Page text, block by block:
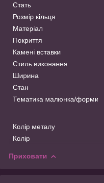
Стать
Розмір кільця
Матеріал
Покриття
Камені вставки
Стиль виконання
Ширина
Стан
Тематика малюнка/форми
Колір металу
Колір
Приховати